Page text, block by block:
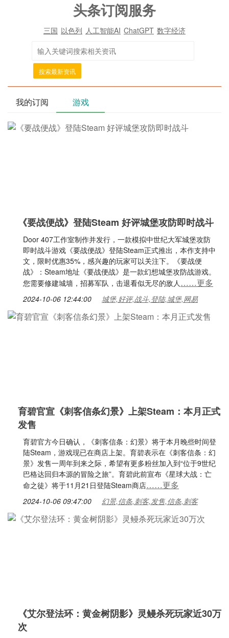
头条订阅服务
三国 以色列 人工智能AI ChatGPT 数字经济
搜索最新资讯
我的订阅 游戏
《要战便战》登陆Steam 好评城堡攻防即时战斗
Door 407工作室制作并发行，一款模拟中世纪大军城堡攻防
即时战斗游戏《要战便战》登陆Steam正式推出，本作支持中
文，限时优惠35%，感兴趣的玩家可以关注下。《要战便
战》：Steam地址《要战便战》是一款幻想城堡攻防战游戏。
您需要修建城墙，招募军队，击退看似无尽的敌人……更多
2024-10-06 12:44:00 城堡,好评,战斗,登陆,城堡,网易
育碧官宣《刺客信条幻景》上架Steam：本月正式
发售
育碧官方今日确认，《刺客信条：幻景》将于本月晚些时间登
陆Steam，游戏现已在商店上架。育碧表示在《刺客信条：幻
景》发售一周年到来之际，希望有更多粉丝加入到“位于9世纪
巴格达回归本源的冒险之旅”。育碧此前宣布《星球大战：亡
命之徒》将于11月21日登陆Steam商店……更多
2024-10-06 09:47:00 幻景,信条,刺客,发售,信条,刺客
《艾尔登法环：黄金树阴影》灵鳗杀死玩家近30万
次